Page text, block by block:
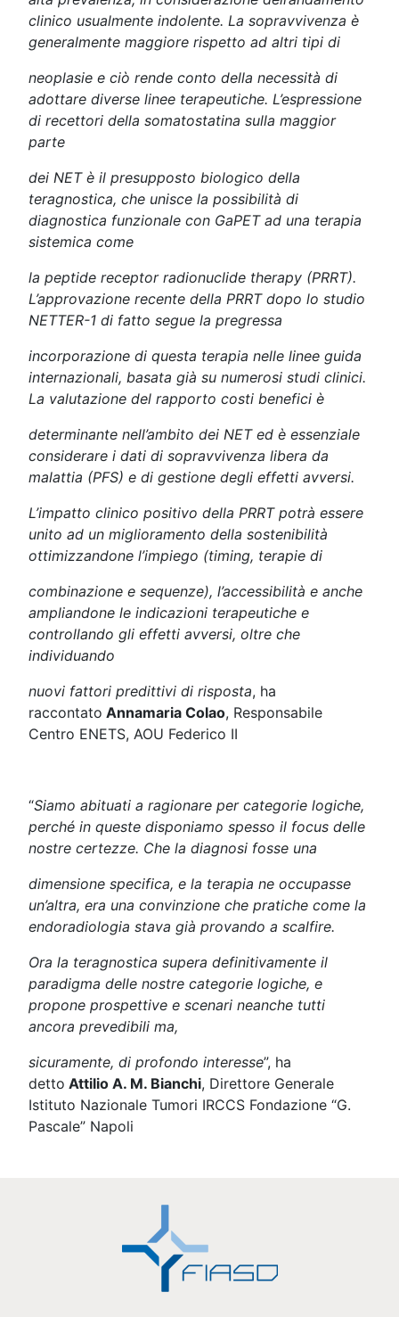
clinico usualmente indolente. La sopravvivenza è
generalmente maggiore rispetto ad altri tipi di
neoplasie e ciò rende conto della necessità di
adottare diverse linee terapeutiche. L’espressione
di recettori della somatostatina sulla maggior
parte
dei NET è il presupposto biologico della
teragnostica, che unisce la possibilità di
diagnostica funzionale con GaPET ad una terapia
sistemica come
la peptide receptor radionuclide therapy (PRRT).
L’approvazione recente della PRRT dopo lo studio
NETTER-1 di fatto segue la pregressa
incorporazione di questa terapia nelle linee guida
internazionali, basata già su numerosi studi clinici.
La valutazione del rapporto costi benefici è
determinante nell’ambito dei NET ed è essenziale
considerare i dati di sopravvivenza libera da
malattia (PFS) e di gestione degli effetti avversi.
L’impatto clinico positivo della PRRT potrà essere
unito ad un miglioramento della sostenibilità
ottimizzandone l’impiego (timing, terapie di
combinazione e sequenze), l’accessibilità e anche
ampliandone le indicazioni terapeutiche e
controllando gli effetti avversi, oltre che
individuando
nuovi fattori predittivi di risposta, ha
raccontato Annamaria Colao, Responsabile
Centro ENETS, AOU Federico II
“Siamo abituati a ragionare per categorie logiche,
perché in queste disponiamo spesso il focus delle
nostre certezze. Che la diagnosi fosse una
dimensione specifica, e la terapia ne occupasse
un’altra, era una convinzione che pratiche come la
endoradiologia stava già provando a scalfire.
Ora la teragnostica supera definitivamente il
paradigma delle nostre categorie logiche, e
propone prospettive e scenari neanche tutti
ancora prevedibili ma,
sicuramente, di profondo interesse”, ha
detto Attilio A. M. Bianchi, Direttore Generale
Istituto Nazionale Tumori IRCCS Fondazione “G.
Pascale” Napoli